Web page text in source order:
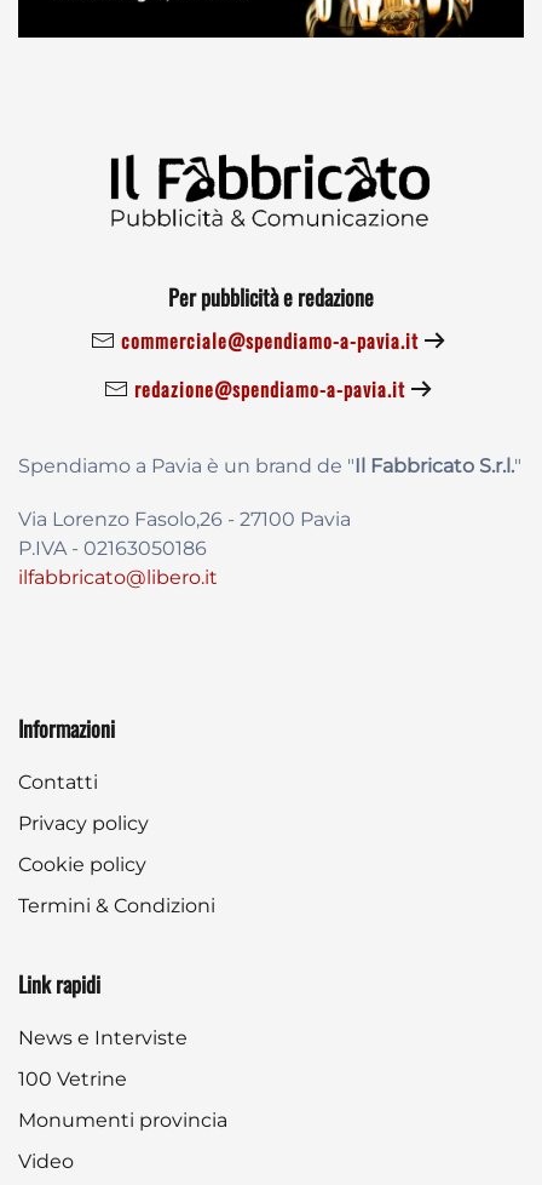
Per pubblicità e redazione
commerciale@spendiamo-a-pavia.it
redazione@spendiamo-a-pavia.it
Spendiamo a Pavia è un brand de "Il Fabbricato S.r.l."
Via Lorenzo Fasolo,26 - 27100 Pavia
P.IVA - 02163050186
ilfabbricato@libero.it
Informazioni
Contatti
Privacy policy
Cookie policy
Termini & Condizioni
Link rapidi
News e Interviste
100 Vetrine
Monumenti provincia
Video